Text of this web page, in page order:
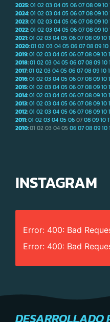
2025:01 02 0304050607080910
2024:01 02 0304050607080910
2023:01 02 0304050607080910
2022:01 02 0304050607080910
2021:01 02 0304050607080910
2020:01 02 0304050607080910
2019:01 02 0304050607080910
2018:01 02 0304050607080910
2017:01 02 0304050607080910
2016:01 02 0304050607080910
2015:01 02 0304050607080910
2014:01 02 0304050607080910
2013:01 02 0304050607080910
2012:01 02 0304050607080910
2011:01 02 0304050607080910
2010:01 02 03 0405 0607080910
INSTAGRAM
Error: 400: Bad
Error: 400: Bad
DESARROLLADO